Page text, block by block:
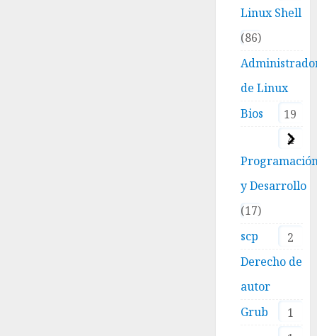
Linux Shell
86
de Linux
19
Bios
4
y Desarrollo
17
scp
2
Derecho de
autor
1
Grub